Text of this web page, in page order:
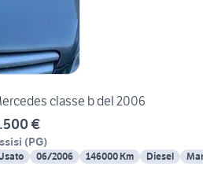
classe b del 2006
€
(PG)
06/2006 146000 Km Diesel